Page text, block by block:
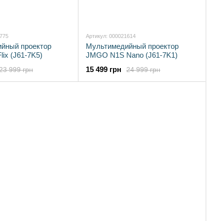
проектор
(J61-7K5)
999 грн
Артикул: 000021614
Мультимедийный проектор
JMGO N1S Nano (J61-7K1)
24 999 грн
15 499 грн